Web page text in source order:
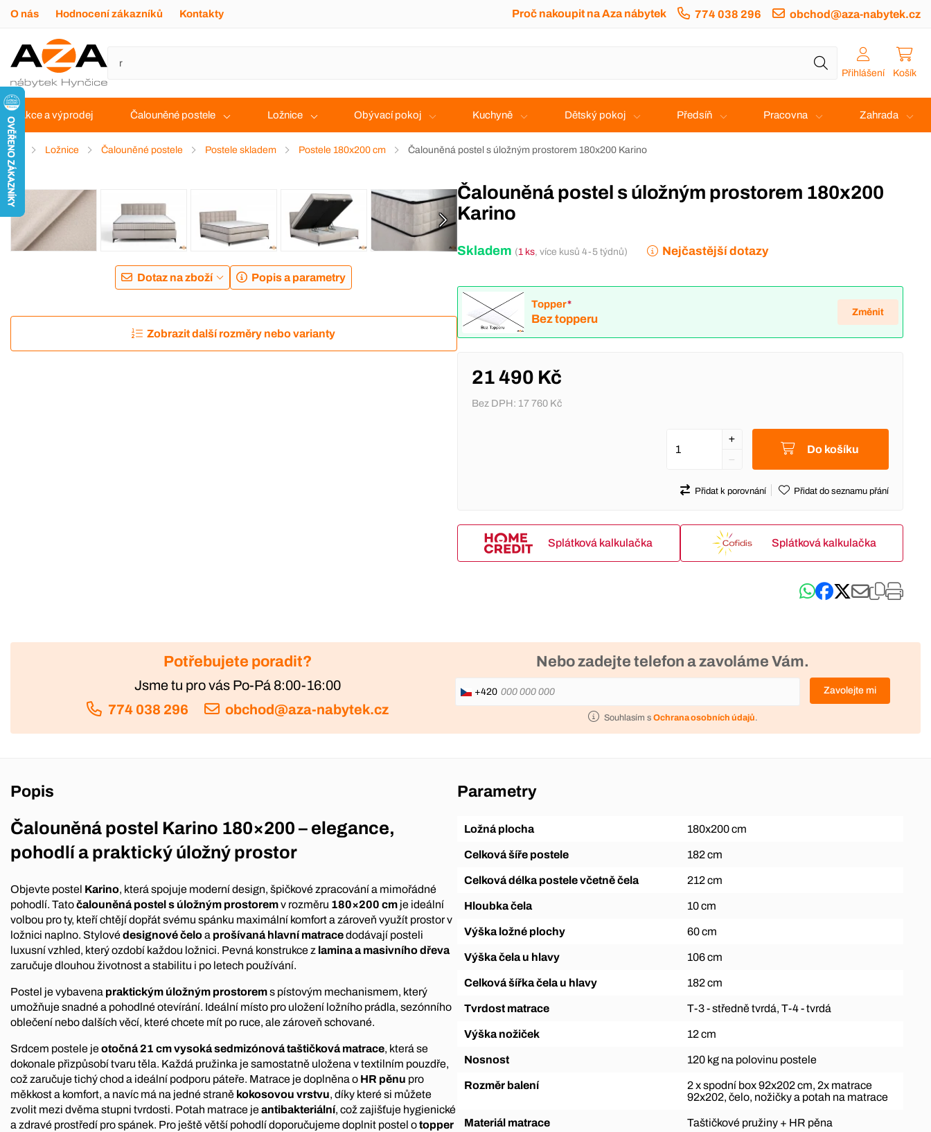
O nás Hodnocení zákazníků Kontakty Proč nakoupit na Aza nábytek 774 038 296 obchod@aza-nabytek.cz
Přihlášení Košík
Akce a výprodej Čalouněné postele Ložnice Obývací pokoj Kuchyně Dětský pokoj Předsíň Pracovna Zahrada
Ložnice Čalouněné postele Postele skladem Postele 180x200 cm Čalouněná postel s úložným prostorem 180x200 Karino
Dotaz na zboží Popis a parametry
Zobrazit další rozměry nebo varianty
Čalouněná postel s úložným prostorem 180x200
Karino
Skladem (1 ks, více kusů 4-5 týdnů) Nejčastější dotazy
Topper*
Bez topperu
Změnit
21 490 Kč
Bez DPH: 17 760 Kč
Do košíku
Přidat k porovnání Přidat do seznamu přání
Splátková kalkulačka Splátková kalkulačka
Potřebujete poradit?
Jsme tu pro vás Po-Pá 8:00-16:00
774 038 296
obchod@aza-nabytek.cz
Nebo zadejte telefon a zavoláme Vám.
+420 Zavolejte mi
Souhlasím s Ochrana osobních údajů.
Popis
Čalouněná postel Karino 180×200 – elegance,
pohodlí a praktický úložný prostor
Objevte postel Karino, která spojuje moderní design, špičkové zpracování a mimořádné
pohodlí. Tatočalouněná postel s úložným prostoremv rozměru 180×200 cm je ideální
volbou pro ty, kteří chtějí dopřát svému spánku maximální komfort a zároveň využít prostor v
ložnici naplno. Stylovédesignové čeloa prošívaná hlavní matracedodávají posteli
luxusní vzhled, který ozdobí každou ložnici. Pevná konstrukce z lamina a masivního dřeva
zaručuje dlouhou životnost a stabilitu i po letech používání.
Postel je vybavena praktickým úložným prostorems pístovým mechanismem, který
umožňuje snadné a pohodlné otevírání. Ideální místo pro uložení ložního prádla, sezónního
oblečení nebo dalších věcí, které chcete mít po ruce, ale zároveň schované.
Srdcem postele jeotočná 21 cm vysoká sedmizónová taštičková matrace, která se
dokonale přizpůsobí tvaru těla. Každá pružinka je samostatně uložena v textilním pouzdře,
což zaručuje tichý chod a ideální podporu páteře. Matrace je doplněna o HR pěnu pro
měkkost a komfort, a navíc má na jedné straně kokosovou vrstvu, díky které si můžete
zvolit mezi dvěma stupni tvrdosti. Potah matrace jeantibakteriální, což zajišťuje hygienické
a zdravé prostředí pro spánek. Pro ještě větší pohodlí doporučujeme doplnit postel otopper
Parametry
Ložná plocha 180x200 cm
Celková šíře postele 182 cm
Celková délka postele včetně čela 212 cm
Hloubka čela 10 cm
Výška ložné plochy 60 cm
Výška čela u hlavy 106 cm
Celková šířka čela u hlavy 182 cm
Tvrdost matrace T-3 - středně tvrdá, T-4 - tvrdá
Výška nožiček 12 cm
Nosnost 120 kg na polovinu postele
Rozměr balení
2 x spodní box 92x202 cm, 2x matrace
92x202, čelo, nožičky a potah na matrace
Materiál matrace Taštičkové pružiny + HR pěna